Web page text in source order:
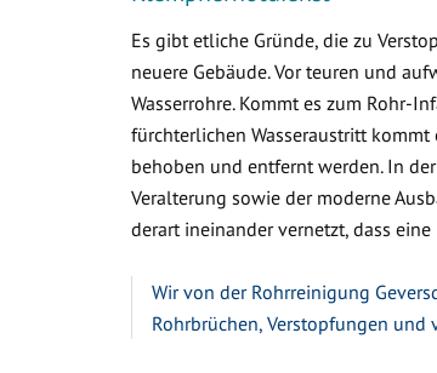
Es gibt etliche Gründe, die zu
neuere Gebäude. Vor teuren und
Wasserrohre. Kommt es zum Rohr-
fürchterlichen Wasseraustritt
behoben und entfernt werden. In
Veralterung sowie der moderne
derart ineinander vernetzt, dass
Wir von der Rohrreinigung
Rohrbrüchen, Verstopfungen und